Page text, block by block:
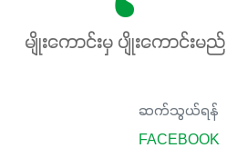
မျိုးကောင်းမှ ပျိုးကောင်းမည်
ဆက်သွယ်ရန်
FACEBOOK